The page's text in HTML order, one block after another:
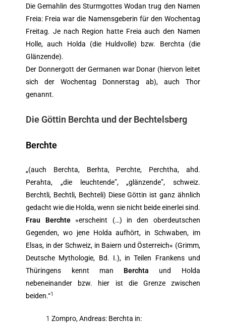
Die Gemahlin des Sturmgottes Wodan trug den Namen
Freia: Freia war die Namensgeberin für den Wochentag
Freitag. Je nach Region hatte Freia auch den Namen
Holle, auch Holda (die Huldvolle) bzw. Berchta (die
Glänzende).
Der Donnergott der Germanen war Donar (hiervon leitet
sich der Wochentag Donnerstag ab), auch Thor
genannt.
Die Göttin Berchta und der Bechtelsberg
Berchte
„(auch Berchta, Berhta, Perchte, Perchtha, ahd.
Perahta, „die leuchtende”, „glänzende”, schweiz.
Berchtli, Bechtli, Bechteli) Diese Göttin ist ganz ähnlich
gedacht wie die Holda, wenn sie nicht beide einerlei sind.
Frau Berchte»erscheint (…) in den oberdeutschen
Gegenden, wo jene Holda aufhört, in Schwaben, im
Elsas, in der Schweiz, in Baiern und Österreich« (Grimm,
Deutsche Mythologie, Bd. I.), in Teilen Frankens und
Thüringens kennt man Berchta und Holda
nebeneinander bzw. hier ist die Grenze zwischen
beiden.“1
1 Zompro, Andreas: Berchta in: